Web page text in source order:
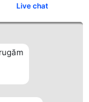
Live chat